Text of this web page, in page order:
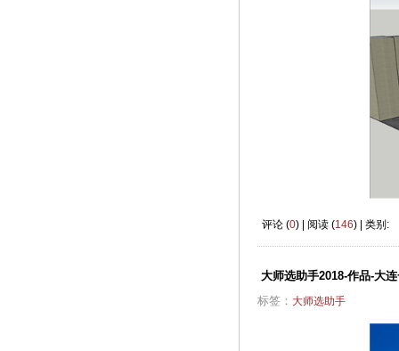
评论 (0) | 阅读 (146) | 类别:
大师选助手2018-作品-大
标签： 大师选助手